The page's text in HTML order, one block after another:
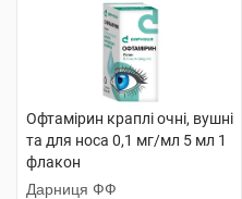
Офтамірин краплі очні, вушні
та для носа 0,1 мг/мл 5 мл 1
флакон
Дарниця ФФ